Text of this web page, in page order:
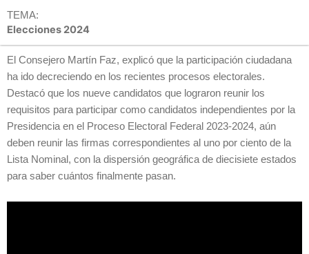
TEMA:
Elecciones 2024
El Consejero Martín Faz, explicó que la participación ciudadana
ha ido decreciendo en los recientes procesos electorales.
Destacó que los nueve candidatos que lograron reunir los
requisitos para participar como candidatos independientes por la
Presidencia en el Proceso Electoral Federal 2023-2024, aún
deben reunir las firmas correspondientes al uno por ciento de la
Lista Nominal, con la dispersión geográfica de diecisiete estados
para saber cuántos finalmente pasan.